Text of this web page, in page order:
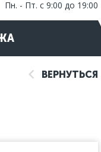
Пн. - Пт. с 9:00 до 19:00
ВЕРНУТЬСЯ